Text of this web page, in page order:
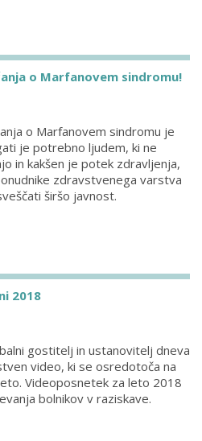
o Marfanovem sindromu!
o Marfanovem sindromu je
je potrebno ljudem, ki ne
in kakšen je potek zdravljenja,
zdravstvenega varstva
širšo javnost.
2018
gostitelj in ustanovitelj dneva
video, ki se osredotoča na
Videoposnetek za leto 2018
bolnikov v raziskave.